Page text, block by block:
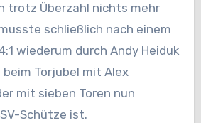
trotz Überzahl nichts mehr
schließlich nach einem
wiederum durch Andy Heiduk
Torjubel mit Alex
mit sieben Toren nun
Schütze ist.